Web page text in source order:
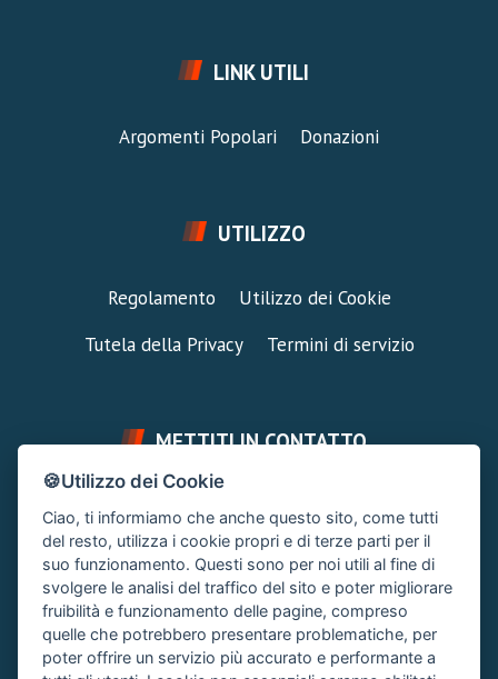
LINK UTILI
Argomenti Popolari Donazioni
UTILIZZO
Regolamento
Utilizzo dei Cookie
Tutela della Privacy
Termini di servizio
METTITI IN CONTATTO
FAI UNA DOMANDA
Chiedi un Consiglio
Area Ticket
CONTATTA L'AMMINISTRAZIONE
Clicca quì
🍪Utilizzo dei Cookie
Ciao, ti informiamo che anche questo sito, come tutti
del resto, utilizza i cookie propri e di terze parti per il
suo funzionamento. Questi sono per noi utili al fine di
svolgere le analisi del traffico del sito e poter migliorare
fruibilità e funzionamento delle pagine, compreso
quelle che potrebbero presentare problematiche, per
poter offrire un servizio più accurato e performante a